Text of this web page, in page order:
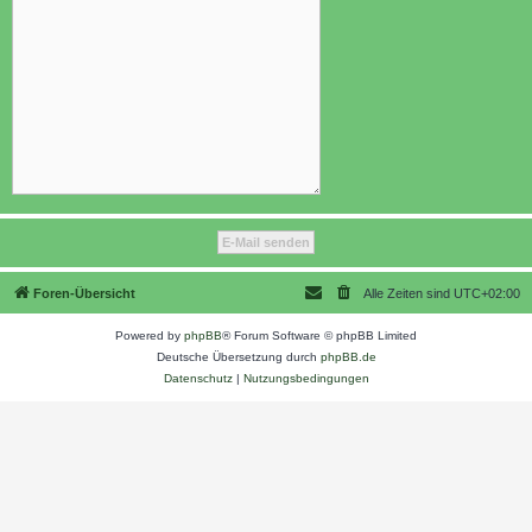
Foren-Übersicht Alle Zeiten sind UTC+02:00
Powered by phpBB® Forum Software © phpBB Limited
Deutsche Übersetzung durch phpBB.de
Datenschutz| Nutzungsbedingungen